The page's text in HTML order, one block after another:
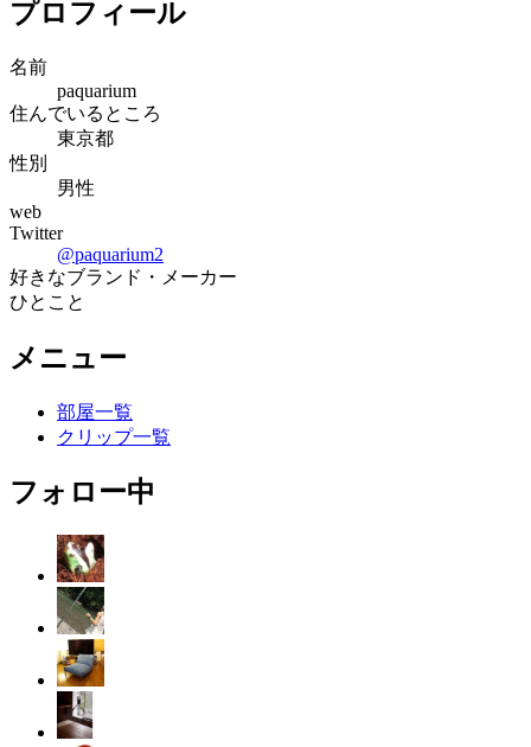
プロフィール
名前
paquarium
住んでいるところ
東京都
性別
男性
web
Twitter
@paquarium2
好きなブランド・メーカー
ひとこと
メニュー
部屋一覧
クリップ一覧
フォロー中